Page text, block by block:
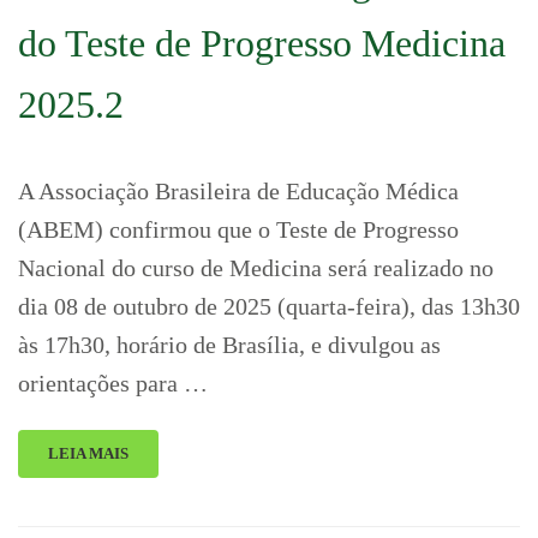
do Teste de Progresso Medicina
2025.2
A Associação Brasileira de Educação Médica
(ABEM) confirmou que o Teste de Progresso
Nacional do curso de Medicina será realizado no
dia 08 de outubro de 2025 (quarta-feira), das 13h30
às 17h30, horário de Brasília, e divulgou as
orientações para …
LEIA MAIS